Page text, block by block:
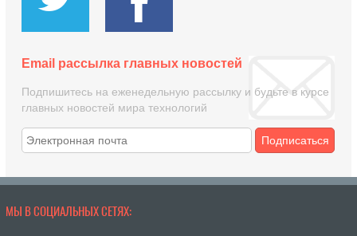
Email рассылка главных новостей
Подпишитесь на еженедельную рассылку и будьте в курсе
главных новостей мира технологий
Подписаться
МЫ В СОЦИАЛЬНЫХ СЕТЯХ: